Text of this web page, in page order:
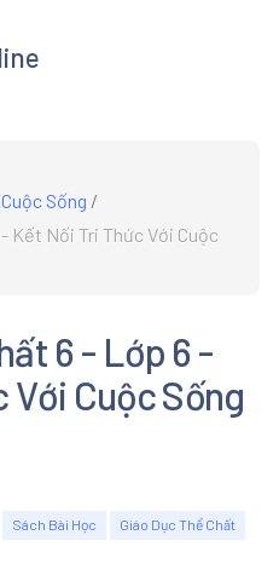
Sống
Kết Nối Tri Thức Với Cuộc
6 - Lớp 6 -
Với Cuộc Sống
Sách Bài Học
Giáo Dục Thể Chất